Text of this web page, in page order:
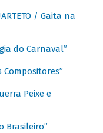
/ Gaita na
do Carnaval”
Compositores”
Peixe e
Brasileiro”